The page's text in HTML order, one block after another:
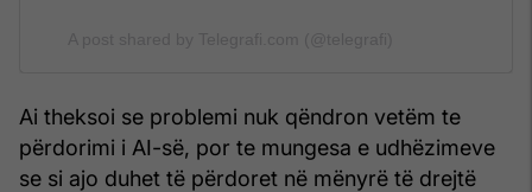
Ai theksoi se problemi nuk qëndron vetëm te
përdorimi i AI-së, por te mungesa e udhëzimeve
se si ajo duhet të përdoret në mënyrë të drejtë